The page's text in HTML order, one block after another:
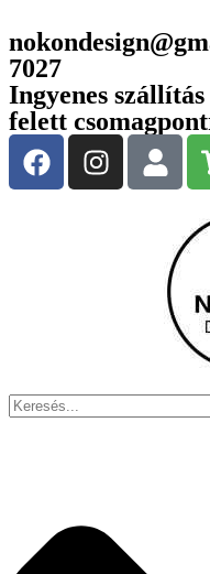
7027
Ingyenes
felett